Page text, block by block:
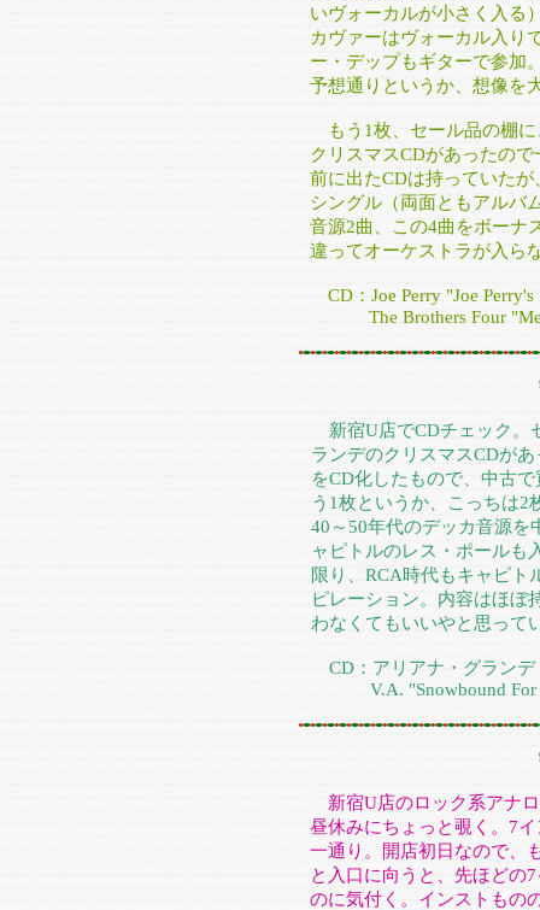
いヴォーカルが小さく入る
カヴァーはヴォーカル入り
ー・デップもギターで参加
予想通りというか、想像を
もう1枚、セール品の棚に
クリスマスCDがあったの
前に出たCDは持っていた
シングル（両面ともアルバ
音源2曲、この4曲をボーナ
違ってオーケストラが入ら
CD：Joe Perry "Joe Perry's
The Brothers Four
新宿U店でCDチェック。
ランデのクリスマスCDが
をCD化したもので、中古
う1枚というか、こっちは2
40～50年代のデッカ音源を
ャピトルのレス・ポールも
限り、RCA時代もキャピト
ピレーション。内容はほぼ
わなくてもいいやと思って
CD：アリアナ・グランデ
V.A. "Snowbound For
新宿U店のロック系アナ
昼休みにちょっと覗く。7
一通り。開店初日なので、
と入口に向うと、先ほどの
のに気付く。インストもの